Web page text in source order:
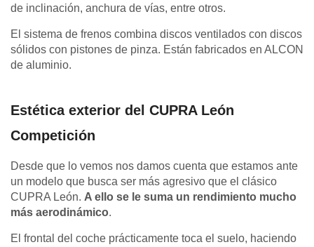
de inclinación, anchura de vías, entre otros.
El sistema de frenos combina discos ventilados con discos
sólidos con pistones de pinza. Están fabricados en ALCON
de aluminio.
Estética exterior del CUPRA León
Competición
Desde que lo vemos nos damos cuenta que estamos ante
un modelo que busca ser más agresivo que el clásico
CUPRA León. A ello se le suma un rendimiento mucho
más aerodinámico.
El frontal del coche prácticamente toca el suelo, haciendo